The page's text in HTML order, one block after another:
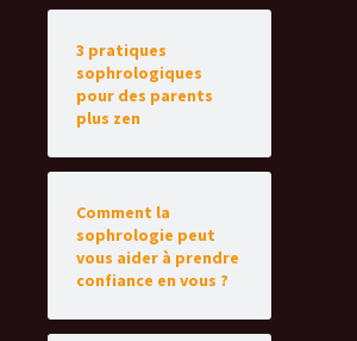
3 pratiques
sophrologiques
pour des parents
plus zen
Comment la
sophrologie peut
vous aider à prendre
confiance en vous ?